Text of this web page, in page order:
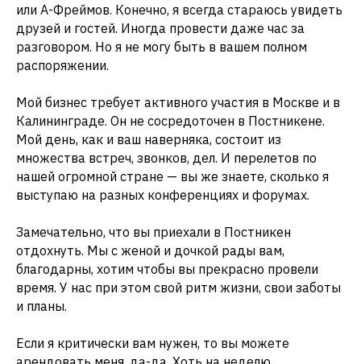
или А-Фреймов. Конечно, я всегда стараюсь увидеть
друзей и гостей. Иногда провести даже час за
разговором. Но я не могу быть в вашем полном
распоряжении.
Мой бизнес требует активного участия в Москве и в
Калининграде. Он не сосредоточен в Постникене.
Мой день, как и ваш наверняка, состоит из
множества встреч, звонков, дел. И перелетов по
нашей огромной стране — вы же знаете, сколько я
выступаю на разных конференциях и форумах.
Замечательно, что вы приехали в Постникен
отдохнуть. Мы с женой и дочкой рады вам,
благодарны, хотим чтобы вы прекрасно провели
время. У нас при этом свой ритм жизни, свои заботы
и планы.
Если я критически вам нужен, то вы можете